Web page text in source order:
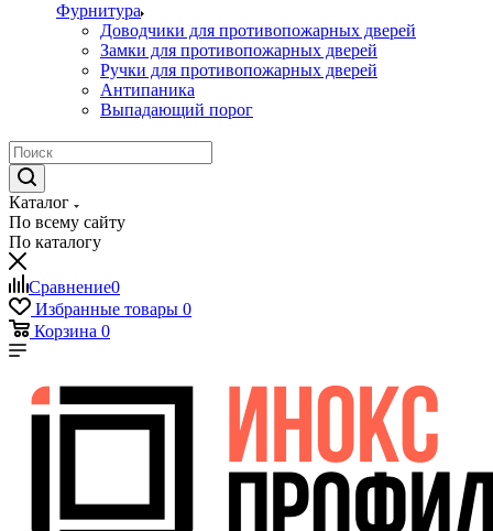
Фурнитура
Доводчики для противопожарных дверей
Замки для противопожарных дверей
Ручки для противопожарных дверей
Антипаника
Выпадающий порог
Каталог
По всему сайту
По каталогу
Сравнение0
Избранные товары 0
Корзина 0